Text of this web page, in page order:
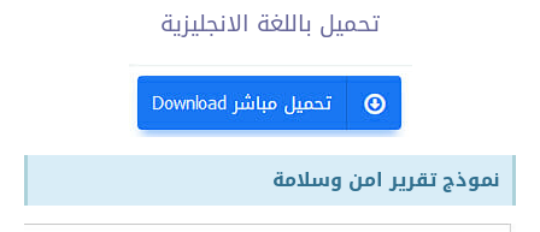
تحميل باللغة الانجليزية
نموذج تقرير امن وسلامة